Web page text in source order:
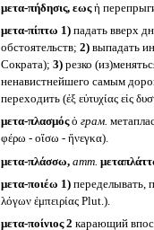
μετα-πήδησις, εωςἡ
μετα-πίπτω 1)падать вверх
обстоятельств; 2)выпадать
Сократа); 3)резко
ненавистнейшего самым
переходить (ἐξ εὐτυχίας εἰς
μετα-πλασμόςὁ грам.
φέρω - οἴσω - ἤνεγκα).
μετα-πλάσσω, атт.
μετα-ποιέω 1)переделывать,
λόγων ἐμπειρίας Plut.).
μετα-ποίνιος 2 карающий